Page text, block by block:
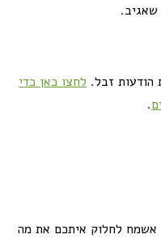
זבל. לחצו כאן כדי
.
לחלוק איתכם את מה